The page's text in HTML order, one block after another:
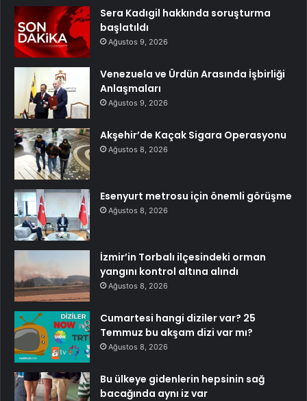
Sera Kadıgil hakkında soruşturma
başlatıldı
Ağustos 9, 2026
Venezuela ve Ürdün Arasında İşbirliği
Anlaşmaları
Ağustos 9, 2026
Akşehir’de Kaçak Sigara Operasyonu
Ağustos 8, 2026
Esenyurt metrosu için önemli görüşme
Ağustos 8, 2026
İzmir’in Torbalı ilçesindeki orman
yangını kontrol altına alındı
Ağustos 8, 2026
Cumartesi hangi diziler var? 25
Temmuz bu akşam dizi var mı?
Ağustos 8, 2026
Bu ülkeye gidenlerin hepsinin sağ
bacağında aynı iz var